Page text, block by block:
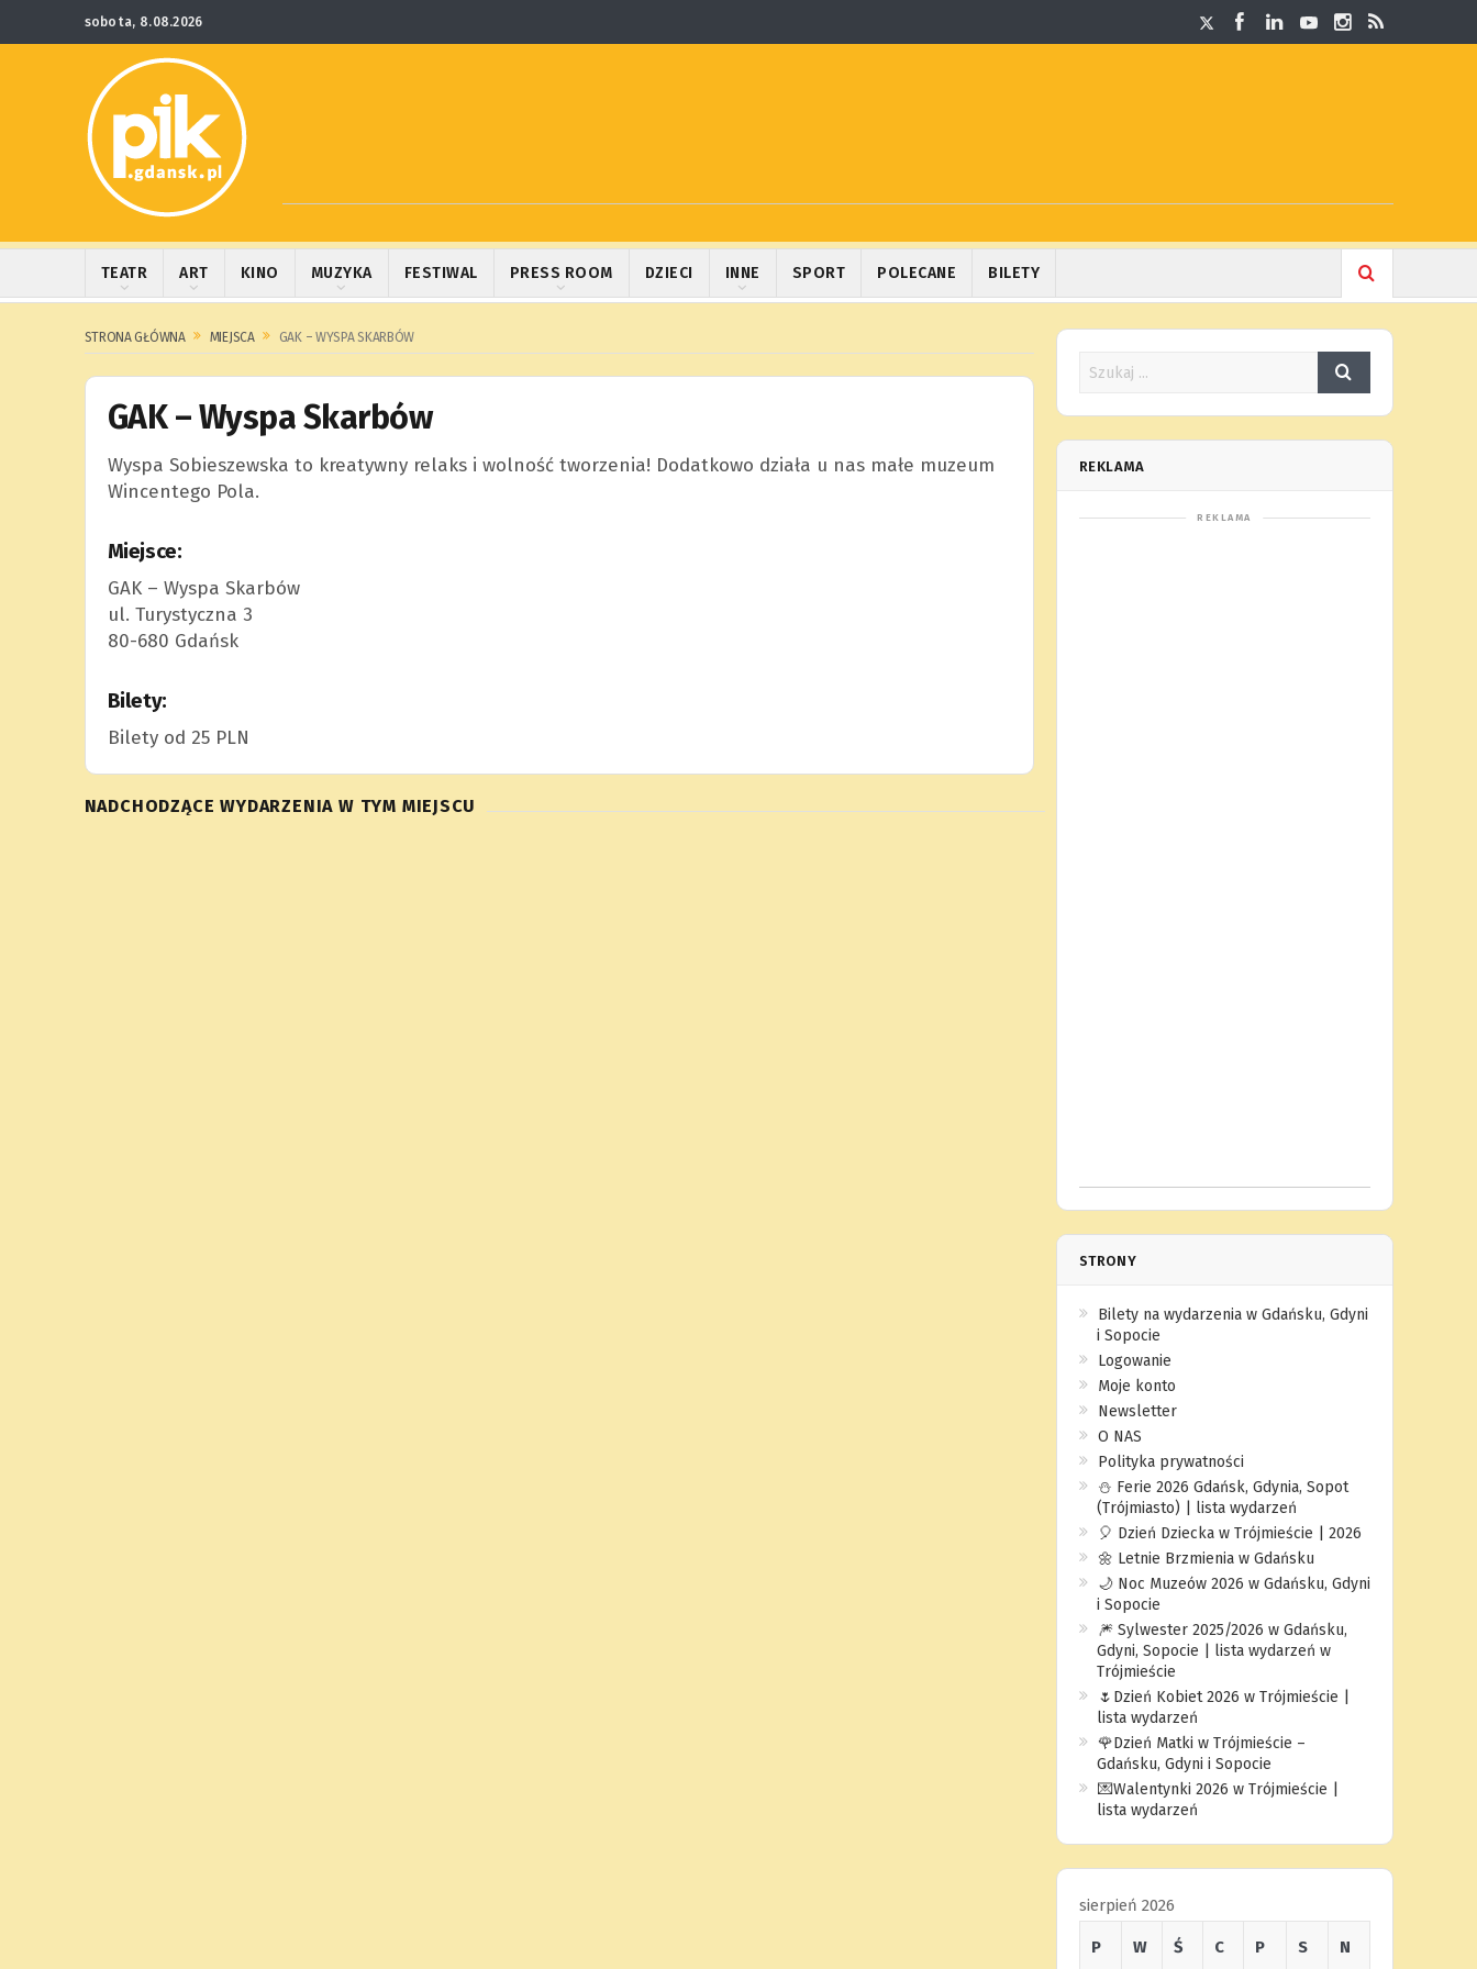
sobota, 8.08.2026
TEATR ART KINO MUZYKA FESTIWAL PRESS ROOM DZIECI INNE SPORT POLECANE BILETY
STRONA GŁÓWNA MIEJSCA GAK – WYSPA SKARBÓW
GAK – Wyspa Skarbów
Wyspa Sobieszewska to kreatywny relaks i wolność tworzenia! Dodatkowo działa u nas małe muzeum
Wincentego Pola.
Miejsce:
GAK – Wyspa Skarbów
ul. Turystyczna 3
80-680 Gdańsk
Bilety:
Bilety od 25 PLN
NADCHODZĄCE WYDARZENIA W TYM MIEJSCU
REKLAMA
STRONY
Bilety na wydarzenia w Gdańsku, Gdyni
i Sopocie
Logowanie
Moje konto
Newsletter
O NAS
Polityka prywatności
⛄️ Ferie 2026 Gdańsk, Gdynia, Sopot
(Trójmiasto) | lista wydarzeń
🎈 Dzień Dziecka w Trójmieście | 2026
🌼 Letnie Brzmienia w Gdańsku
🌙 Noc Muzeów 2026 w Gdańsku, Gdyni
i Sopocie
🎆 Sylwester 2025/2026 w Gdańsku,
Gdyni, Sopocie | lista wydarzeń w
Trójmieście
🌷Dzień Kobiet 2026 w Trójmieście |
lista wydarzeń
🌹Dzień Matki w Trójmieście –
Gdańsku, Gdyni i Sopocie
💌Walentynki 2026 w Trójmieście |
lista wydarzeń
sierpień 2026
P W Ś C P S N